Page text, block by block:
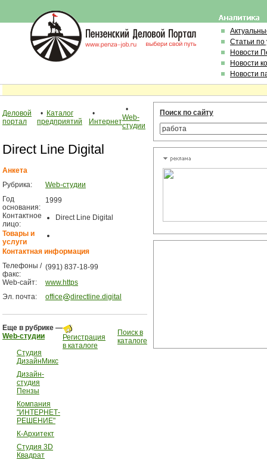
Статьи по
Новости
Новости
Новости
Деловой
портал
• Каталог
предприятий
•
Интернет
•
Web-
студии
Direct Line Digital
Анкета
Рубрика:
Web-студии
Год
основания:
1999
Контактное
лицо:
Direct Line Digital
Товары и
услуги
Контактная информация
Телефоны /
факс:
(991) 837-18-99
Web-сайт:
www.https
Эл. почта:
office directline.digital
Еще в рубрике —
Web-студии
Студия
ДизайнМикс
Дизайн-
студия
Пензы
Компания
"ИНТЕРНЕТ-
РЕШЕНИЕ"
К-Архитект
Студия 3D
Квадрат
Регистрация
в каталоге
Поиск в
каталоге
Поиск по сайту